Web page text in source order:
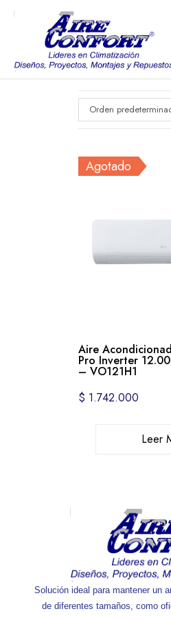
Orden
Agotado
Aire
Pro Inverter
– VO121H1
$ 1.742.000
Leer
Solución ideal para mantener un
de diferentes tamaños, como